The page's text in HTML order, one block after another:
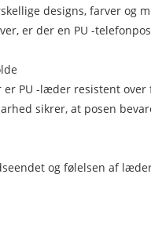
designs, farver
er der en PU -
PU -læder resistent over
sikrer, at posen
og følelsen af